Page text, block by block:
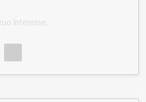
interesse.